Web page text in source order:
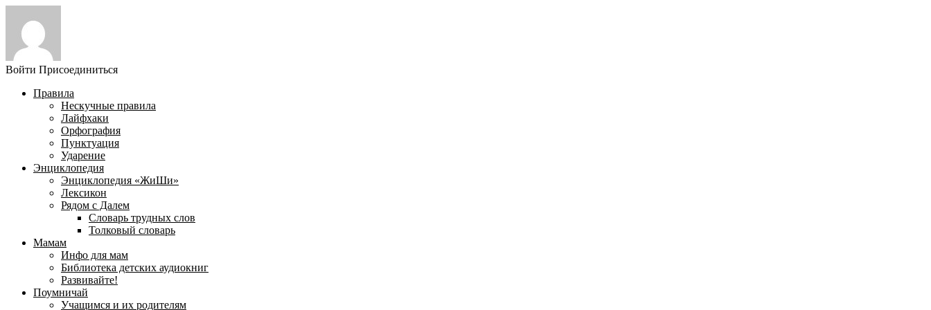
Войти Присоединиться
Правила
Нескучные правила
Лайфхаки
Орфография
Пунктуация
Ударение
Энциклопедия
Энциклопедия «ЖиШи»
Лексикон
Рядом с Далем
Словарь трудных слов
Толковый словарь
Мамам
Инфо для мам
Библиотека детских аудиокниг
Развивайте!
Поумничай
Учащимся и их родителям